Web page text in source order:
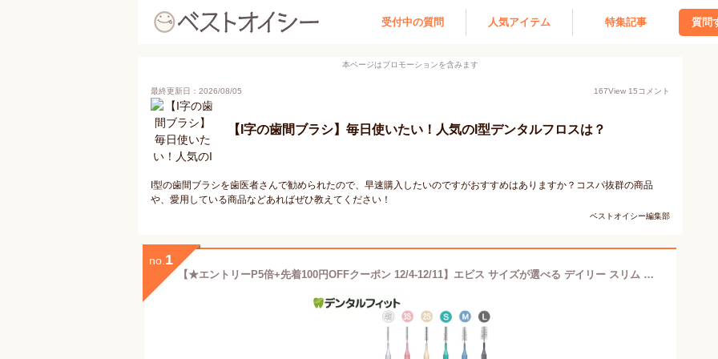
受付中の質問 人気アイテム 特集記事 質問
本ページはプロモーションを含みます
最終更新日：2026/08/05 167View 15コメント
【I字の歯間ブラシ】毎日使いたい！人気のI型デンタルフロスは？
I型の歯間ブラシを歯医者さんで勧められたので、早速購入したいのですがおすすめはありますか？コスパ抜群の商品
や、愛用している商品などあればぜひ教えてください！
ベストオイシー編集部
no. 1
【★エントリーP5倍+先着100円OFFクーポン 12/4-12/11】エビス サイズが選べる デイリー スリム 歯間ブラシ I字 30本入